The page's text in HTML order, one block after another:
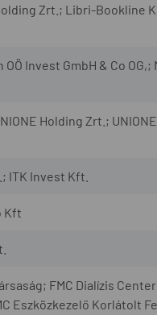
Zrt.; Libri-Bookline
Invest GmbH & Co OG,;
Holding Zrt.;
ITK Invest Kft.
Kft
FMC Dialízis Center
Eszközkezelő Korlátolt